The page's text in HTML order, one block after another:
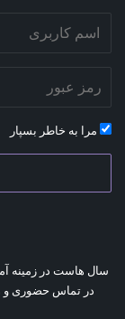
مرا به خاطر بسپار
سال هاست در زمینه
در تماس حضوری و